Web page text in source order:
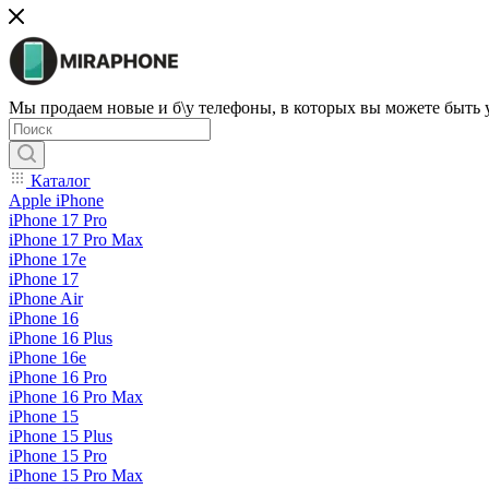
Мы продаем новые и б\у телефоны, в которых вы можете быть
Каталог
Apple iPhone
iPhone 17 Pro
iPhone 17 Pro Max
iPhone 17e
iPhone 17
iPhone Air
iPhone 16
iPhone 16 Plus
iPhone 16e
iPhone 16 Pro
iPhone 16 Pro Max
iPhone 15
iPhone 15 Plus
iPhone 15 Pro
iPhone 15 Pro Max